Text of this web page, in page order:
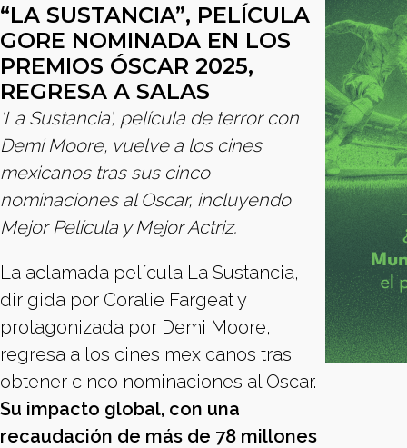
“LA SUSTANCIA”, PELÍCULA
GORE NOMINADA EN LOS
PREMIOS ÓSCAR 2025,
REGRESA A SALAS
‘La Sustancia’, película de terror con
Demi Moore, vuelve a los cines
mexicanos tras sus cinco
nominaciones al Oscar, incluyendo
Mejor Película y Mejor Actriz.
La aclamada película La Sustancia,
dirigida por Coralie Fargeat y
protagonizada por Demi Moore,
regresa a los cines mexicanos tras
obtener cinco nominaciones al Oscar.
Su impacto global, con una
recaudación de más de 78 millones